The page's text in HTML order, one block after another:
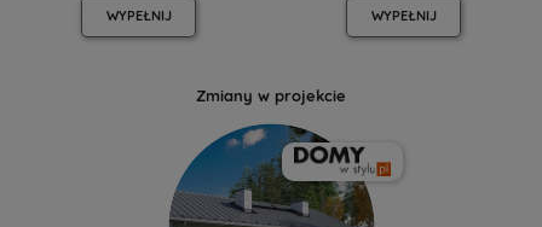
WYPEŁNIJ WYPEŁNIJ
Zmiany w projekcie